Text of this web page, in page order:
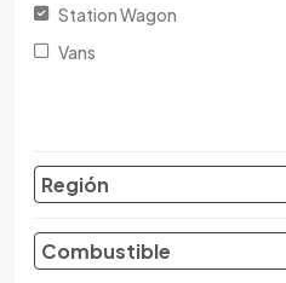
Changan
Changfeng
Chevrolet
Chrysler
Citroen
Cupra
Station Wagon
Vans
Región
Combustible